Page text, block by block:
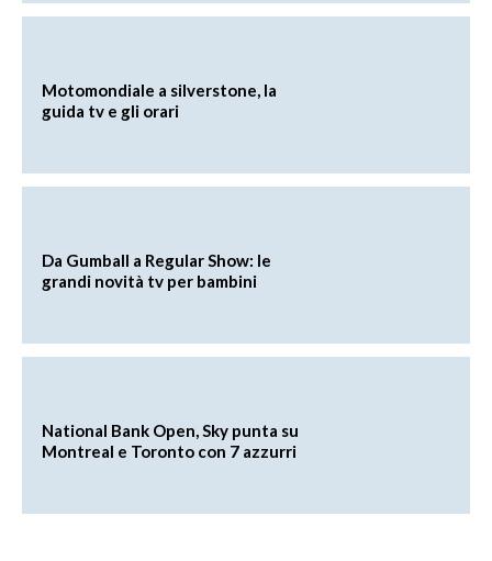
Motomondiale a silverstone, la
guida tv e gli orari
Da Gumball a Regular Show: le
grandi novità tv per bambini
National Bank Open, Sky punta su
Montreal e Toronto con 7 azzurri